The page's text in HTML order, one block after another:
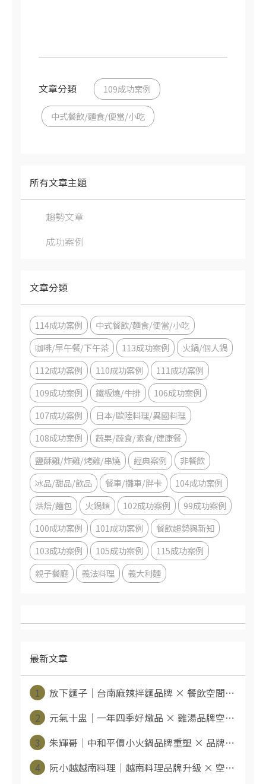
文章分類 109成功案例
中式餐飲/麵食/便當/小吃
所有文章主題
趨勢文章
成功案例
文章分類
114成功案例
中式餐飲/麵食/便當/小吃
咖啡/早午餐/下午茶
113成功案例
火鍋/個人鍋
112成功案例
110成功案例
111成功案例
109成功案例
鐵板燒/牛排
106成功案例
107成功案例
日本/歐陸料理/異國料理
108成功案例
蔬果/蔬食/素食/健康餐
鹽酥雞/炸雞/烤雞/串燒
經典案例
非餐飲
冰品/甜品/飲品
餐車/攤車/胖卡
104成功案例
烘焙/麵包
火鍋類 102成功案例
99成功案例
100成功案例
101成功案例
餐飲趨勢與新知
103成功案例
105成功案例
115成功案例
親子餐廳
義法料理 義大利麵
最新文章
1
放下麵子｜台南麻辣拌麵品牌 × 餐飲空間⋯
2
元氣十盅｜一年四季好燉品 × 雞湯品牌空⋯
3
朱輝哥｜中和平價小火鍋品牌重塑 × 品牌⋯
4
阮小越越南料理｜越南料理品牌升級 × 空⋯